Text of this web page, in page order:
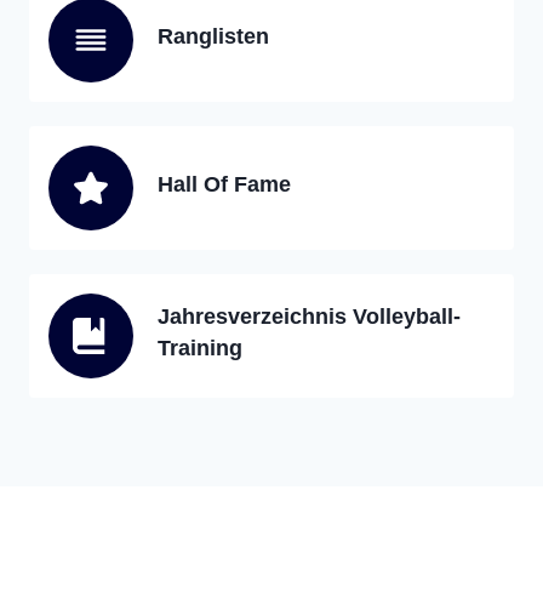
Ranglisten
Hall Of Fame
Jahresverzeichnis Volleyball-
Training